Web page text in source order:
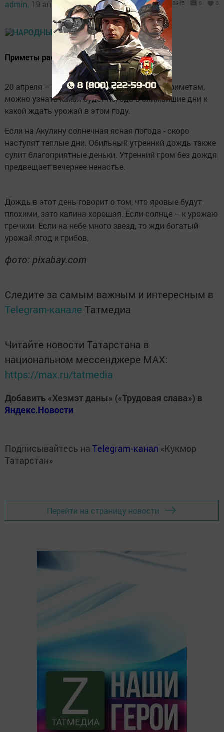
admin, 19 апреля 2020 - 23:15 8945 0 0
Приметы расскажут, когда будет тепло.
20 апреля – Акулинин день. По народным приметам,
можно узнать какая будет погода в ближайшие дни и
какой ждать урожай в этом году.
Если на Акулину солнечная ясная погода - скоро
наступят теплые дни. Обильный утренний дождь также
сулит благоприятные деньки. Утренний гром без дождя
предвещает вечернее ненастье.
Дождь в этот день говорит о том, что яровые будут
плохими, зато калина хорошая. Если солнце – к урожаю
гречихи. Если на небе много звезд, то жди богатый
урожай ягод и грибов.
фото: pixabay.com
Следите за самым важным и интересным в
Telegram-канале Татмедиа
Читайте новости Татарстана в
национальном мессенджере MАХ:
https://max.ru/tatmedia
Добавить «Хезмэт даны» («Трудовая слава») в
Яндекс.Новости
Подписывайтесь на Telegram-канал «Кукмор
Татарстан»
Перейти на страницу новости